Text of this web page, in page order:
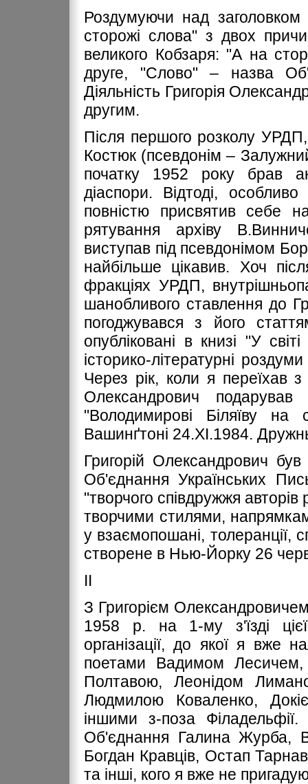
Роздумуючи над заголовком
сторожі слова" з двох
великого Кобзаря: "А на
друге, "Слово" – назва
Діяльність Григорія
другим.
Після першого розколу
Костюк (псевдонім –
початку 1952 року брав
діаспори. Відтоді,
повністю присвятив себе
рятування архіву
виступав під псевдонімом
найбільше цікавив. Хоч
фракціях УРДП,
шанобливого ставлення до
погоджувався з його
опубліковані в книзі "У
історико-літературні
Через рік, коли я переїхав
Олександрович
"Володимирові Біляїву
Вашинґтоні 24.ХІ.1984.
Григорій Олександрович
Об'єднання Українських
"творчого співдружжя авторів
творчими стилями,
у взаємопошані, толеранції,
створене в Нью-Йорку 26
ІІ
З Григорієм
1958 р. на 1-му з'їзді
організації, до якої я вже
поетами Вадимом
Полтавою, Леонідом
Людмилою Коваленко,
іншими з-поза
Об'єднання Галина Журба,
Богдан Кравців, Остап
та інші, кого я вже не